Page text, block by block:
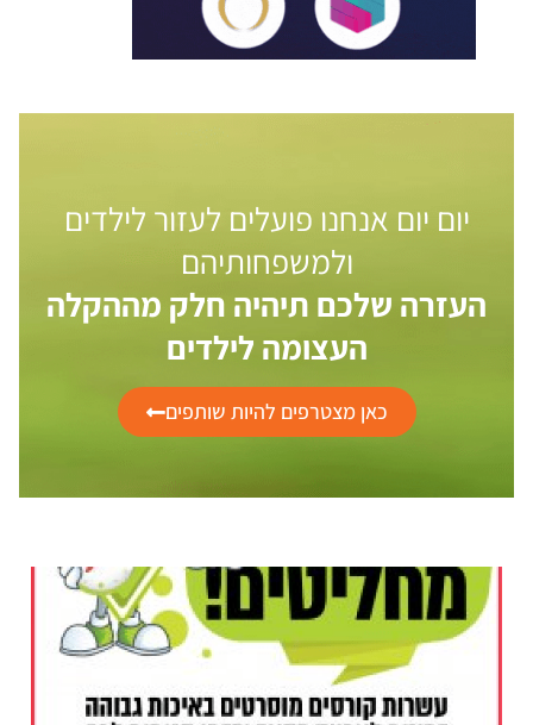
יום יום אנחנו פועלים לעזור לילדים
ולמשפחותיהם
העזרה שלכם תיהיה חלק מההקלה
העצומה לילדים
כאן מצטרפים להיות שותפים